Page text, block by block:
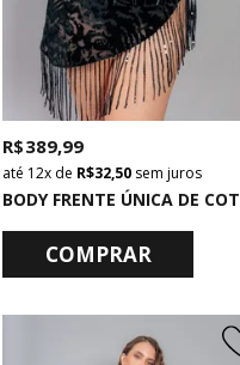
R$ 389,99
12x de R$ 32,50 sem juros
COMPRAR